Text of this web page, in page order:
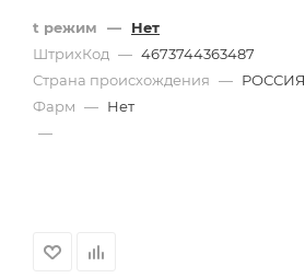
t режим —
Нет
ШтрихКод — 4673744363487
Страна происхождения — РОССИЯ
Фарм — Нет
—